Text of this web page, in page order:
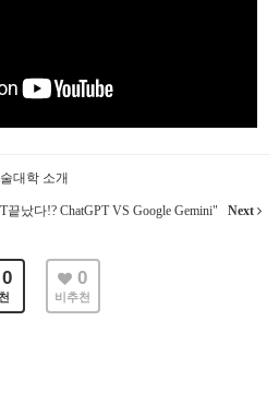
대학 소개
끝났다!? ChatGPT VS Google Gemini" Next
0 0
비추천